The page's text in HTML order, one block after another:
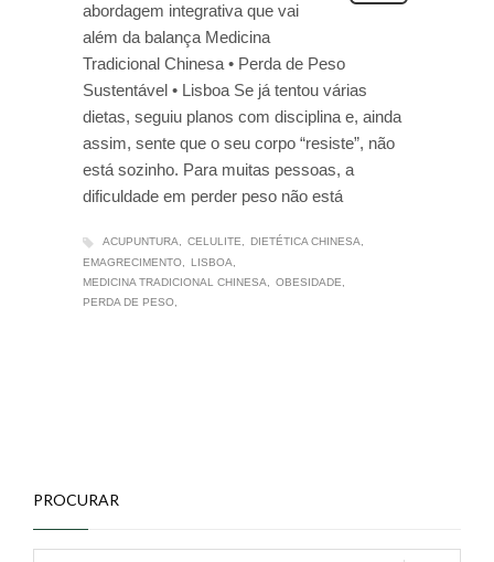
abordagem integrativa que vai
além da balança Medicina
Tradicional Chinesa • Perda de Peso
Sustentável • Lisboa Se já tentou várias
dietas, seguiu planos com disciplina e, ainda
assim, sente que o seu corpo “resiste”, não
está sozinho. Para muitas pessoas, a
dificuldade em perder peso não está
ACUPUNTURA CELULITE
DIETÉTICA CHINESA
EMAGRECIMENTO
LISBOA
MEDICINA TRADICIONAL CHINESA
OBESIDADE
PERDA DE PESO
PROCURAR